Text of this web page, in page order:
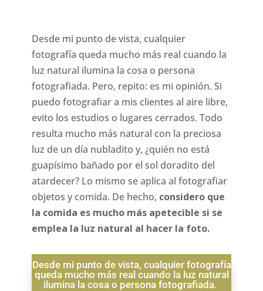
Desde mi punto de vista, cualquier
fotografía queda mucho más real cuando la
luz natural ilumina la cosa o persona
fotografiada. Pero, repito: es mi opinión. Si
puedo fotografiar a mis clientes al aire libre,
evito los estudios o lugares cerrados. Todo
resulta mucho más natural con la preciosa
luz de un día nubladito y, ¿quién no está
guapísimo bañado por el sol doradito del
atardecer? Lo mismo se aplica al fotografiar
objetos y comida. De hecho, considero que
la comida es mucho más apetecible si se
emplea la luz natural al hacer la foto.
Desde mi punto de vista, cualquier fotografía
queda mucho más real cuando la luz natural
ilumina la cosa o persona fotografiada.